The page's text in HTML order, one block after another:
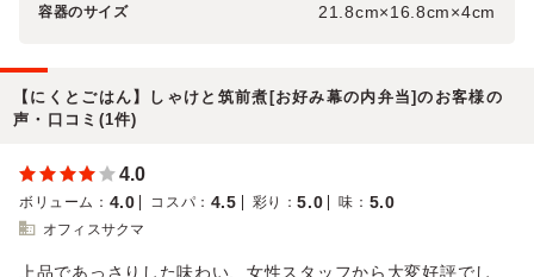
容器のサイズ 21.8cm×16.8cm×4cm
【にくとごはん】しゃけと筑前煮[お好み幕の内弁当]のお客様の
声・口コミ(1件)
4.0
ボリューム ： 4.0 コスパ ： 4.5 彩り ：5.0 味 ： 5.0
オフィスサクマ
上品であっさりした味わい、女性スタッフから大変好評でし